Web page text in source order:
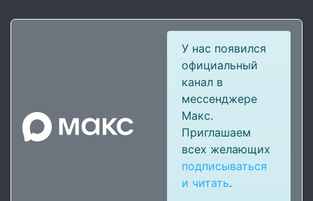
У нас появился
официальный
канал в
мессенджере
Макс.
Приглашаем
всех желающих
подписываться
и читать.